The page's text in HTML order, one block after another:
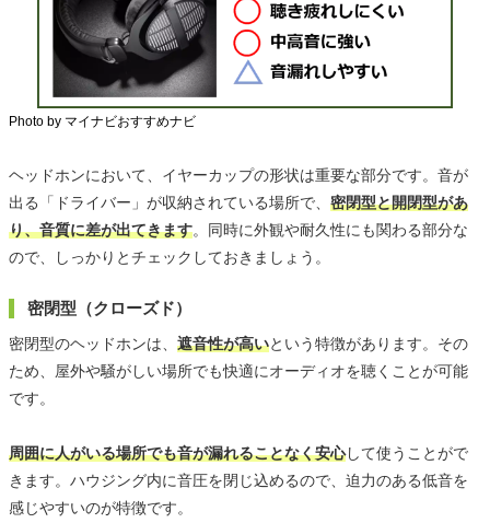
Photo by マイナビおすすめナビ
ヘッドホンにおいて、イヤーカップの形状は重要な部分です。音が
出る「ドライバー」が収納されている場所で、 密閉型と開閉型があ
り、音質に差が出てきます。同時に外観や耐久性にも関わる部分な
ので、しっかりとチェックしておきましょう。
密閉型（クローズド）
密閉型のヘッドホンは、 遮音性が高いという特徴があります。その
ため、屋外や騒がしい場所でも快適にオーディオを聴くことが可能
です。
周囲に人がいる場所でも音が漏れることなく安心して使うことがで
きます。ハウジング内に音圧を閉じ込めるので、迫力のある低音を
感じやすいのが特徴です。